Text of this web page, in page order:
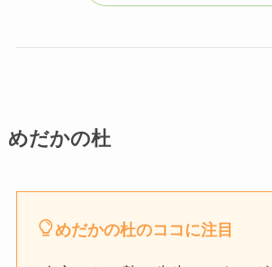
めだかの杜
めだかの杜のココに注目